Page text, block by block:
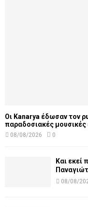
Οι Kanarya έδωσαν τον
παραδοσιακές
08/08/2026 0
Και εκεί
08/08/